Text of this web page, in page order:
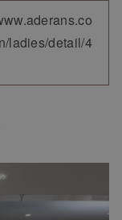
ladies/detail/4